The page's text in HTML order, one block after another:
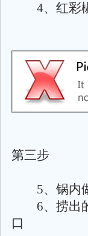
4、红彩椒
第三步
5、锅内做
6、捞出的
口